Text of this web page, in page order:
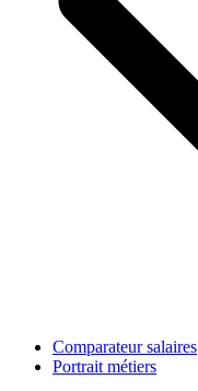
Comparateur salaires
Portrait métiers